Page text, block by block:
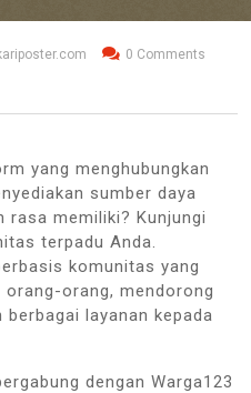
0 Comments
yang menghubungkan
sumber daya
rasa memiliki? Kunjungi
terpadu Anda.
komunitas yang
orang, mendorong
layanan kepada
dengan Warga123